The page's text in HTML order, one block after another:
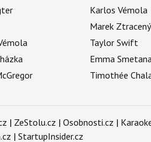
Karlos Vémola
Marek Ztracený
Taylor Swift
Emma
Timothée
| ZeStolu.cz | Osobnosti.cz |
| StartupInsider.cz